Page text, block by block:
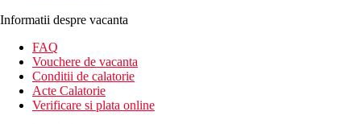
Informatii despre vacanta
FAQ
Vouchere de vacanta
Conditii de calatorie
Acte Calatorie
Verificare si plata online